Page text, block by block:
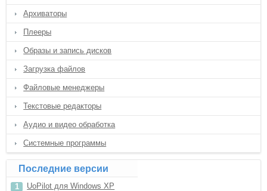
Архиваторы
Плееры
Образы и запись дисков
Загрузка файлов
Файловые менеджеры
Текстовые редакторы
Аудио и видео обработка
Системные программы
Последние версии
UoPilot для Windows XP